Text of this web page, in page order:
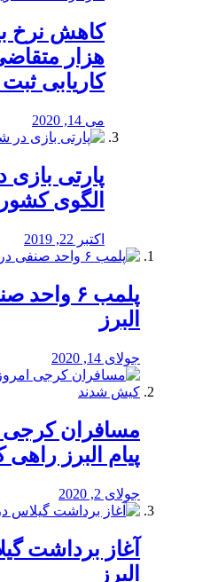
هزار
کاریابی
می 14, 2020
پارتی
الگوی
اکتبر 22, 2019
پلمب ۶
البرز
جولای 14, 2020
مسافران کرجی
پیام البرز
جولای 2, 2020
آغاز برداشت
البرز